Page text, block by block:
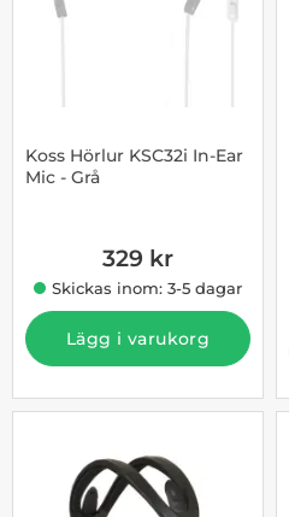
Koss Hörlur KSC32i In-Ear
Mic - Grå
329 kr
Skickas inom: 3-5 dagar
Lägg i varukorg